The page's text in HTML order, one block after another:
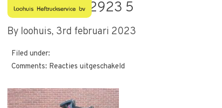
Cat GP25-502923 5
By loohuis, 3rd februari 2023
Filed under:
Comments: Reacties uitgeschakeld